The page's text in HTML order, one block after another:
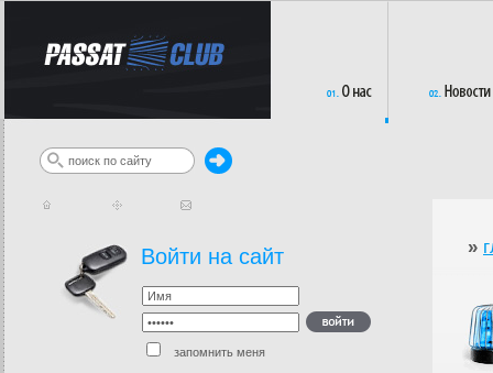
Войти на сайт
запомнить меня
»